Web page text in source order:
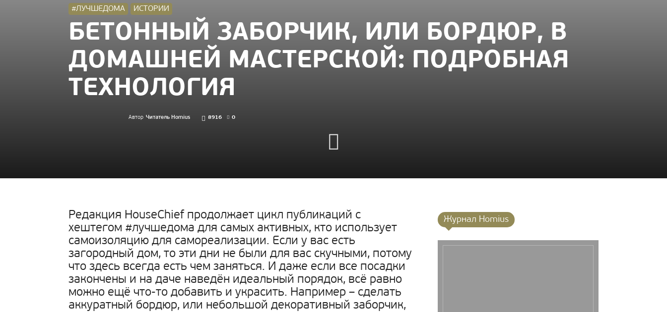
#ЛУЧШЕДОМА ИСТОРИИ
БЕТОННЫЙ ЗАБОРЧИК, ИЛИ БОРДЮР, В
ДОМАШНЕЙ МАСТЕРСКОЙ: ПОДРОБНАЯ
ТЕХНОЛОГИЯ
Автор Читатель Homius 8916 0
Редакция HouseChief продолжает цикл публикаций с
хештегом #лучшедома для самых активных, кто использует
самоизоляцию для самореализации. Если у вас есть
загородный дом, то эти дни не были для вас скучными, потому
что здесь всегда есть чем заняться. И даже если все посадки
закончены и на даче наведён идеальный порядок, всё равно
можно ещё что-то добавить и украсить. Например – сделать
аккуратный бордюр, или небольшой декоративный заборчик,
Журнал Homius